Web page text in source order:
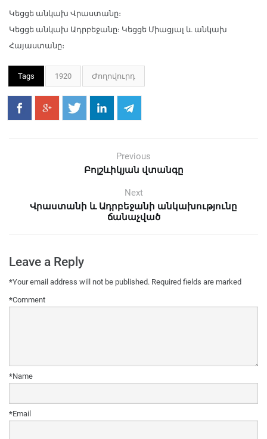
Կեցցե անկախ Վրաստանը։
Կեցցե անկախ Ադրբեջանը։ Կեցցե Միացյալ և անկախ
Հայաստանը։
Tags 1920 Ժողովուրդ
Previous
Բոլշևիկյան վտանգը
Next
Վրաստանի և Ադրբեջանի անկախությունը
ճանաչված
Leave a Reply
Your email address will not be published. Required fields are marked
*
Comment
*
Name
*
Email
*